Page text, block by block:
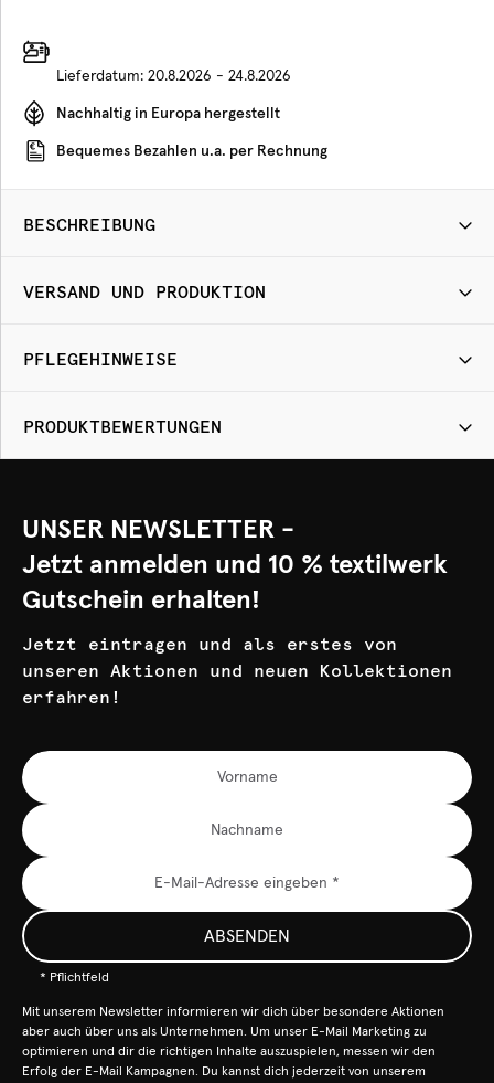
Lieferdatum: 20.8.2026 - 24.8.2026
Nachhaltig in Europa hergestellt
Bequemes Bezahlen u.a. per Rechnung
BESCHREIBUNG
VERSAND UND PRODUKTION
PFLEGEHINWEISE
PRODUKTBEWERTUNGEN
UNSER NEWSLETTER -
Jetzt anmelden und 10 % textilwerk
Gutschein erhalten!
Jetzt eintragen und als erstes von
unseren Aktionen und neuen Kollektionen
erfahren!
ABSENDEN
* Pflichtfeld
Mit unserem Newsletter informieren wir dich über besondere Aktionen
aber auch über uns als Unternehmen. Um unser E-Mail Marketing zu
optimieren und dir die richtigen Inhalte auszuspielen, messen wir den
Erfolg der E-Mail Kampagnen. Du kannst dich jederzeit von unserem